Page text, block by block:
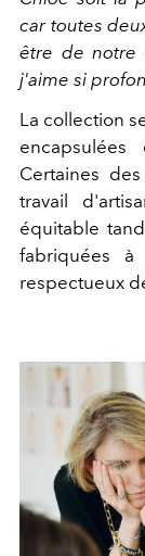
car toutes
être de notre
j'aime si
La collection
Certaines
travail
équitable
fabriquées
respectueux